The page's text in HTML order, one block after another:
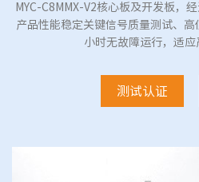
MYC-C8MMX-V2核心板及开发板，
产品性能稳定关键信号质量测试、
小时无故障运行，适应
测试认证